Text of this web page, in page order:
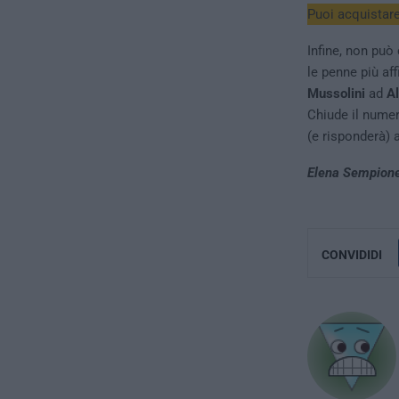
Puoi
Infine, non
le penne più
Mussolini ad
Chiude il
(e risponderà)
Elena
CONVIDIDI